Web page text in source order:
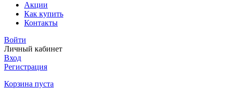
Акции
Как купить
Контакты
Войти
Личный кабинет
Вход
Регистрация
Корзина пуста